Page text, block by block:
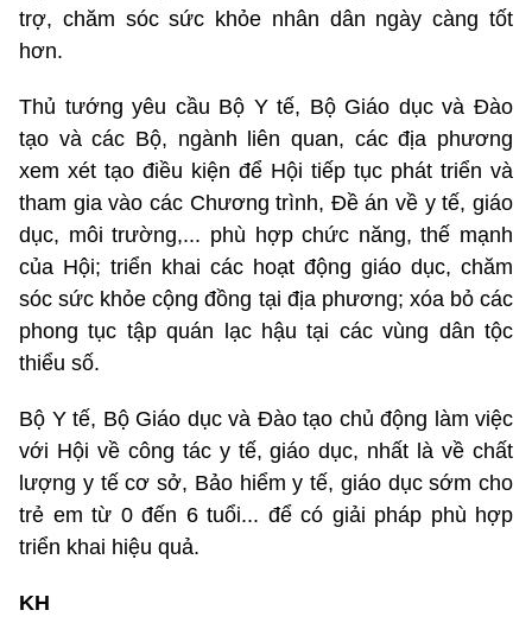
trợ, chăm sóc sức khỏe nhân dân ngày càng tốt
hơn.
Thủ tướng yêu cầu Bộ Y tế, Bộ Giáo dục và Đào
tạo và các Bộ, ngành liên quan, các địa phương
xem xét tạo điều kiện để Hội tiếp tục phát triển và
tham gia vào các Chương trình, Đề án về y tế, giáo
dục, môi trường,... phù hợp chức năng, thế mạnh
của Hội; triển khai các hoạt động giáo dục, chăm
sóc sức khỏe cộng đồng tại địa phương; xóa bỏ các
phong tục tập quán lạc hậu tại các vùng dân tộc
thiểu số.
Bộ Y tế, Bộ Giáo dục và Đào tạo chủ động làm việc
với Hội về công tác y tế, giáo dục, nhất là về chất
lượng y tế cơ sở, Bảo hiểm y tế, giáo dục sớm cho
trẻ em từ 0 đến 6 tuổi... để có giải pháp phù hợp
triển khai hiệu quả.
KH